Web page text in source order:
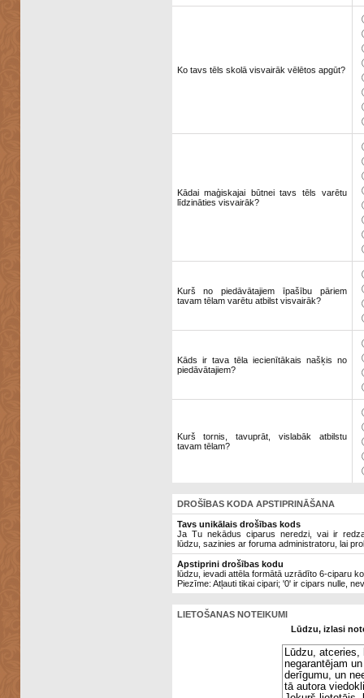
Ko tavs tēls skolā visvairāk vēlētos apgūt?
Kādai maģiskajai būtnei tavs tēls varētu
līdzināties visvairāk?
Kurš no piedāvātajiem īpašību pāriem
tavam tēlam varētu atbilst visvairāk?
Kāds ir tava tēla iecienītākais našķis no
piedāvātajiem?
Kurš tornis, tavuprāt, vislabāk atbilstu
tavam tēlam?
DROŠĪBAS KODA APSTIPRINĀŠANA
Tavs unikālais drošības kods
Ja Tu nekādus ciparus neredzi, vai ir
lūdzu, sazinies ar foruma administratoru, lai
Apstiprini drošības kodu
lūdzu, ievadi attēla formātā uzrādīto 6-ciparu
Piezīme: Atļauti tikai cipari; '0' ir cipars nulle,
LIETOŠANAS NOTEIKUMI
Lūdzu, izlasi